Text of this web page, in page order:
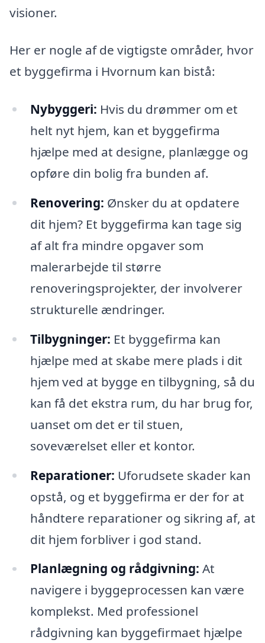
visioner.
Her er nogle af de vigtigste områder, hvor
et byggefirma i Hvornum kan bistå:
Nybyggeri: Hvis du drømmer om et
helt nyt hjem, kan et byggefirma
hjælpe med at designe, planlægge og
opføre din bolig fra bunden af.
Renovering: Ønsker du at opdatere
dit hjem? Et byggefirma kan tage sig
af alt fra mindre opgaver som
malerarbejde til større
renoveringsprojekter, der involverer
strukturelle ændringer.
Tilbygninger: Et byggefirma kan
hjælpe med at skabe mere plads i dit
hjem ved at bygge en tilbygning, så du
kan få det ekstra rum, du har brug for,
uanset om det er til stuen,
soveværelset eller et kontor.
Reparationer: Uforudsete skader kan
opstå, og et byggefirma er der for at
håndtere reparationer og sikring af, at
dit hjem forbliver i god stand.
Planlægning og rådgivning: At
navigere i byggeprocessen kan være
komplekst. Med professionel
rådgivning kan byggefirmaet hjælpe